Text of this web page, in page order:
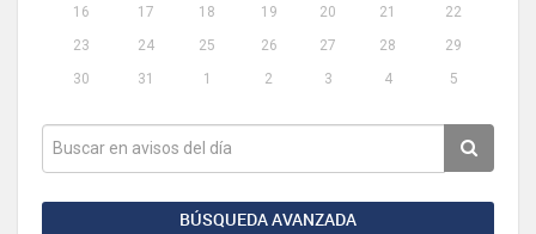
16
17 18 19 20 21
22
23
24 25 26 27 28
29
30
31 1 2 3 4 5
BÚSQUEDA AVANZADA